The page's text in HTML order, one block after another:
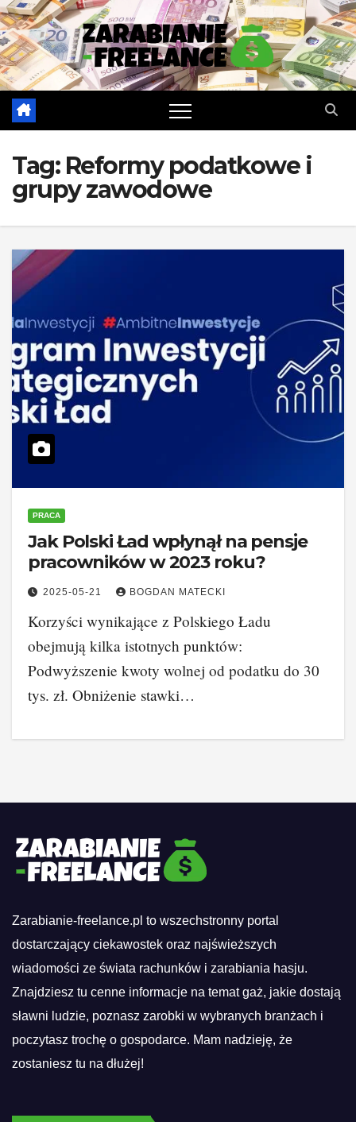
Skip
to
content
Tag: Reformy podatkowe i
grupy zawodowe
PRACA
Jak Polski Ład wpłynął na pensje
pracowników w 2023 roku?
2025-05-21 BOGDAN MATECKI
Korzyści wynikające z Polskiego Ładu
obejmują kilka istotnych punktów:
Podwyższenie kwoty wolnej od podatku do 30
tys. zł. Obniżenie stawki…
Zarabianie-freelance.pl to wszechstronny portal
dostarczający ciekawostek oraz najświeższych
wiadomości ze świata rachunków i zarabiania hasju.
Znajdziesz tu cenne informacje na temat gaż, jakie dostają
sławni ludzie, poznasz zarobki w wybranych branżach i
poczytasz trochę o gospodarce. Mam nadzieję, że
zostaniesz tu na dłużej!